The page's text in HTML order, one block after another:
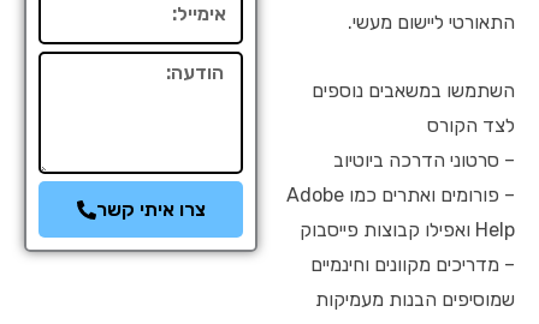
התאורטי ליישום מעשי.
השתמשו במשאבים נוספים
לצד הקורס
– סרטוני הדרכה ביוטיוב
– פורומים ואתרים כמו Adobe
Help ואפילו קבוצות פייסבוק
– מדריכים מקוונים וחינמיים
שמוסיפים הבנות מעמיקות
הודעה
צרו איתי קשר